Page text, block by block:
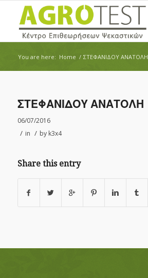
You are here: Home / ΣΤΕΦΑΝΙΔΟΥ ΑΝΑΤΟΛΗ
ΣΤΕΦΑΝΙΔΟΥ ΑΝΑΤΟΛΗ
06/07/2016
/ in / by k3x4
Share this entry